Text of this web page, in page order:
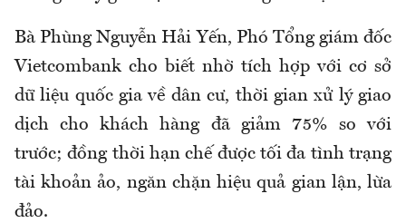
Bà Phùng Nguyễn Hải Yến, Phó Tổng giám đốc
Vietcombank cho biết nhờ tích hợp với cơ sở
dữ liệu quốc gia về dân cư, thời gian xử lý giao
dịch cho khách hàng đã giảm 75% so với
trước; đồng thời hạn chế được tối đa tình trạng
tài khoản ảo, ngăn chặn hiệu quả gian lận, lừa
đảo.